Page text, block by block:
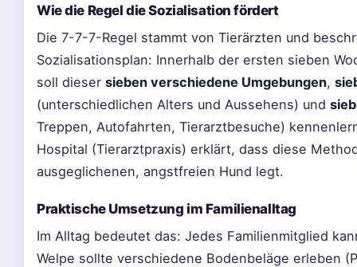
Wie die Regel die Sozialisation fördert
Die 7-7-7-Regel stammt von Tierärzten und
Sozialisationsplan: Innerhalb der ersten sieben
soll dieser sieben verschiedene Umgebungen,
(unterschiedlichen Alters und Aussehens) und
Treppen, Autofahrten, Tierarztbesuche)
Hospital (Tierarztpraxis) erklärt, dass diese
ausgeglichenen, angstfreien Hund legt.
Praktische Umsetzung im Familienalltag
Im Alltag bedeutet das: Jedes Familienmitglied
Welpe sollte verschiedene Bodenbeläge erleben